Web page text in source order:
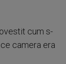
cum s-
camera era